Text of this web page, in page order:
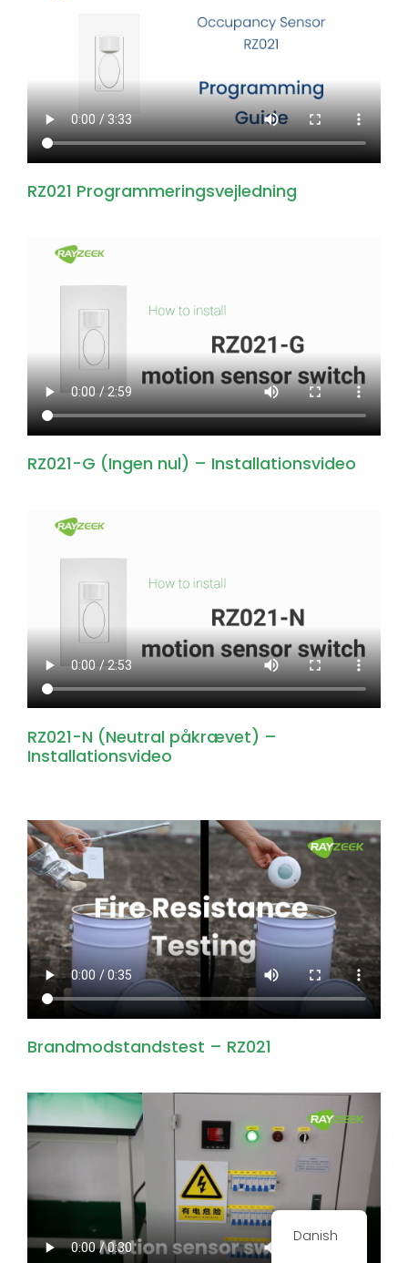
RZ021 Programmeringsvejledning
RZ021-G (Ingen nul) – Installationsvideo
RZ021-N (Neutral påkrævet) –
Installationsvideo
Brandmodstandstest – RZ021
Danish